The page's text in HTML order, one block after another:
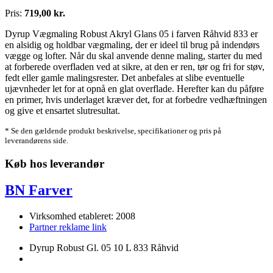
Pris: 719,00 kr.
Dyrup Vægmaling Robust Akryl Glans 05 i farven Råhvid 833 er
en alsidig og holdbar vægmaling, der er ideel til brug på indendørs
vægge og lofter. Når du skal anvende denne maling, starter du med
at forberede overfladen ved at sikre, at den er ren, tør og fri for støv,
fedt eller gamle malingsrester. Det anbefales at slibe eventuelle
ujævnheder let for at opnå en glat overflade. Herefter kan du påføre
en primer, hvis underlaget kræver det, for at forbedre vedhæftningen
og give et ensartet slutresultat.
* Se den gældende produkt beskrivelse, specifikationer og pris på
leverandørens side.
Køb hos leverandør
BN Farver
Virksomhed etableret: 2008
Partner reklame link
Dyrup Robust Gl. 05 10 L 833 Råhvid